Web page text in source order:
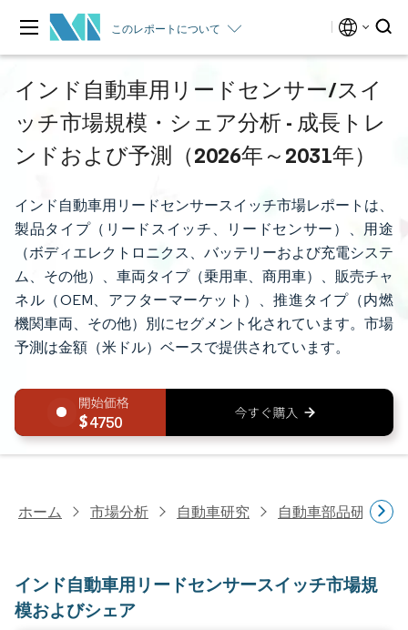
このレポートについて
インド自動車用リードセンサー/スイ
ッチ市場規模・シェア分析 - 成長トレ
ンドおよび予測（2026年～2031年）
インド自動車用リードセンサースイッチ市場レポートは、
製品タイプ（リードスイッチ、リードセンサー）、用途
（ボディエレクトロニクス、バッテリーおよび充電システ
ム、その他）、車両タイプ（乗用車、商用車）、販売チャ
ネル（OEM、アフターマーケット）、推進タイプ（内燃
機関車両、その他）別にセグメント化されています。市場
予測は金額（米ドル）ベースで提供されています。
4750
ホーム 市場分析 自動車研究 自動車部品研究
インド自動車用リードセンサースイッチ市場規
模およびシェア